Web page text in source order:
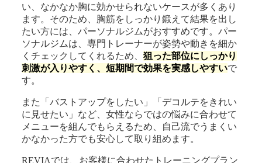
い、なかなか胸に効かせられないケースが多くあり
ます。そのため、胸筋をしっかり鍛えて結果を出し
たい方には、パーソナルジムがおすすめです。パー
ソナルジムは、専門トレーナーが姿勢や動きを細か
くチェックしてくれるため、狙った部位にしっかり
刺激が入りやすく、短期間で効果を実感しやすいで
す。
また「バストアップをしたい」「デコルテをきれい
に見せたい」など、女性ならではの悩みに合わせて
メニューを組んでもらえるため、自己流でうまくい
かなかった方でも安心して取り組めます。
REVIAでは、お客様に合わせたトレーニングプラン